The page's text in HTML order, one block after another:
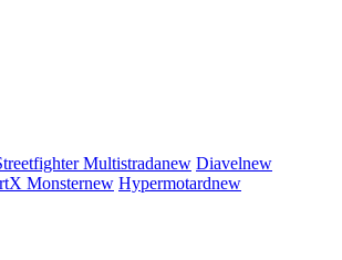
Multistradanew Diavelnew
Monsternew Hypermotardnew